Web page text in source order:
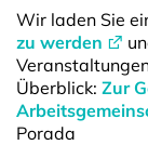
Wir laden Sie
zu werden
Überblick: Zur
Porada